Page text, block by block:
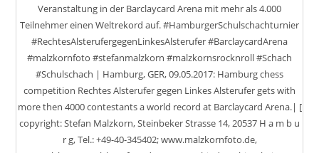
Veranstaltung in der Barclaycard Arena mit mehr als 4.000
Teilnehmer einen Weltrekord auf. #HamburgerSchulschachturnier
#RechtesAlsterufergegenLinkesAlsterufer #BarclaycardArena
#malzkornfoto #stefanmalzkorn #malzkornsrocknroll #Schach
#Schulschach | Hamburg, GER, 09.05.2017: Hamburg chess
competition Rechtes Alsterufer gegen Linkes Alsterufer gets with
more then 4000 contestants a world record at Barclaycard Arena.| [
copyright: Stefan Malzkorn, Steinbeker Strasse 14, 20537 H a m b u
r g, Tel.: +49-40-345402; www.malzkornfoto.de,